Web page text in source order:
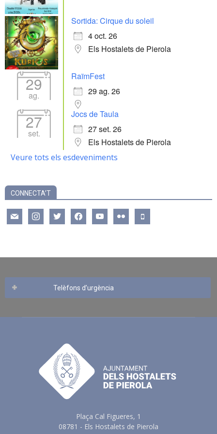
Sortida: Cirque du soleil
4 oct. 26
Els Hostalets de Pierola
29
ag.
RaïmFest
29 ag. 26
27
set.
Jocs de Taula
27 set. 26
Els Hostalets de Pierola
Veure tots els esdeveniments
CONNECTA’T
mail instagramtwitter facebookyoutube flickr mobile
Telèfons d’urgència
Plaça Cal Figueres, 1
08781 - Els Hostalets de Pierola